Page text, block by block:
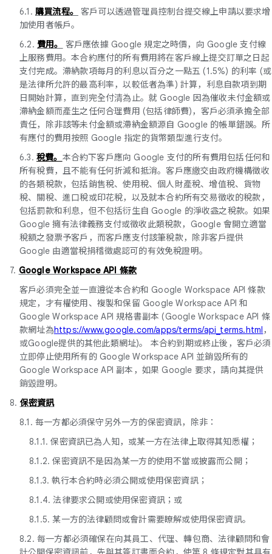
6.1. 購買流程。
客戶可以透過管理員控制台提交線上申請以要求增
加使用者帳戶。
6.2. 費用。
客戶應依據 Google 規定之時價，向 Google 支付線
上服務費用。本合約應付的所有費用將在客戶線上提交訂單之日起
支付完成。滯納款項每月的利息以百分之一點五 (1.5%) 的利率 (或
是法律所允許的最高利率，以較低者為準) 計算，利息自款項到期
日開始計算，直到完全付清為止。就 Google 因為催收未付金額或
滯納金額而產生之任何合理費用 (包括律師費)，客戶必須承擔全部
責任，除非該等未付金額或滯納金額源自 Google 的帳單錯誤。所
有應付的費用按照 Google 指定的貨幣類型進行支付。
6.3. 稅費。 本合約下客戶應向 Google 支付的所有費用包括任何和
所有稅費，且不能有任何折減和抵消。客戶應繳交由政府機構徵收
的各類稅款，包括銷售稅、使用稅、個人財產稅、增值稅、貨物
稅、關稅、進口稅或印花稅，以及就本合約所有交易徵收的稅款，
包括罰款和利息，但不包括衍生自 Google 的淨收益之稅款。如果
Google 擁有法律義務支付或徵收此類稅款，Google 會開立適當
稅額之發票予客戶，而客戶應支付該筆稅款，除非客戶提供
Google 由適當稅捐稽徵處認可的有效免稅證明。
7. Google Workspace API 條款
客戶必須完全並一直遵從本合約和 Google Workspace API 條款
規定，才有權使用、複製和保留 Google Workspace API 和
Google Workspace API 規格書副本 (Google Workspace API 條
款網址為https://www.google.com/apps/terms/api_terms.html ，
或Google提供的其他此類網址)。 本合約到期或終止後，客戶必須
立即停止使用所有的 Google Workspace API 並銷毀所有的
Google Workspace API 副本，如果 Google 要求，請向其提供
銷毀證明。
8. 保密資訊
8.1. 每一方都必須保守另外一方的保密資訊，除非：
8.1.1. 保密資訊已為人知，或某一方在法律上取得其知悉權；
8.1.2. 保密資訊不是因為某一方的使用不當或披露而公開；
8.1.3. 執行本合約時必須公開或使用保密資訊；
8.1.4. 法律要求公開或使用保密資訊；或
8.1.5. 某一方的法律顧問或會計需要瞭解或使用保密資訊。
8.2. 每一方都必須確保在向其員工、代理、轉包商、法律顧問和會